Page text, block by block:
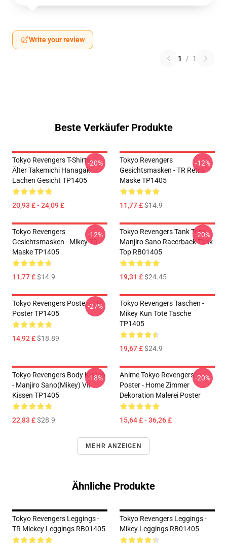
Write your review
1 / 1
Beste Verkäufer Produkte
Tokyo Revengers T-Shirts -
Älter Takemichi Hanagaki
Lachen Gesicht TP1405
20,93 £ - 24,09 £
-20%
Tokyo Revengers
Gesichtsmasken - TR Retro
Maske TP1405
11,77 £$14.9
-12%
Tokyo Revengers
Gesichtsmasken - Mikey TR
Maske TP1405
11,77 £$14.9
-12%
Tokyo Revengers Tank Tops -
Manjiro Sano Racerback Tank
Top RB01405
19,31 £$24.45
-20%
Tokyo Revengers Poster - TR
Poster TP1405
14,92 £$18.89
-27%
Tokyo Revengers Taschen -
Mikey Kun Tote Tasche
TP1405
19,67 £$24.9
Tokyo Revengers Body Kissen
- Manjiro Sano(Mikey) VII
Kissen TP1405
22,83 £$28.9
-18%
Anime Tokyo Revengers
Poster - Home Zimmer
Dekoration Malerei Poster
15,64 £ - 36,26 £
-20%
MEHR ANZEIGEN
Ähnliche Produkte
Tokyo Revengers Leggings -
TR Mickey Leggings RB01405
Tokyo Revengers Leggings -
Mikey Leggings RB01405